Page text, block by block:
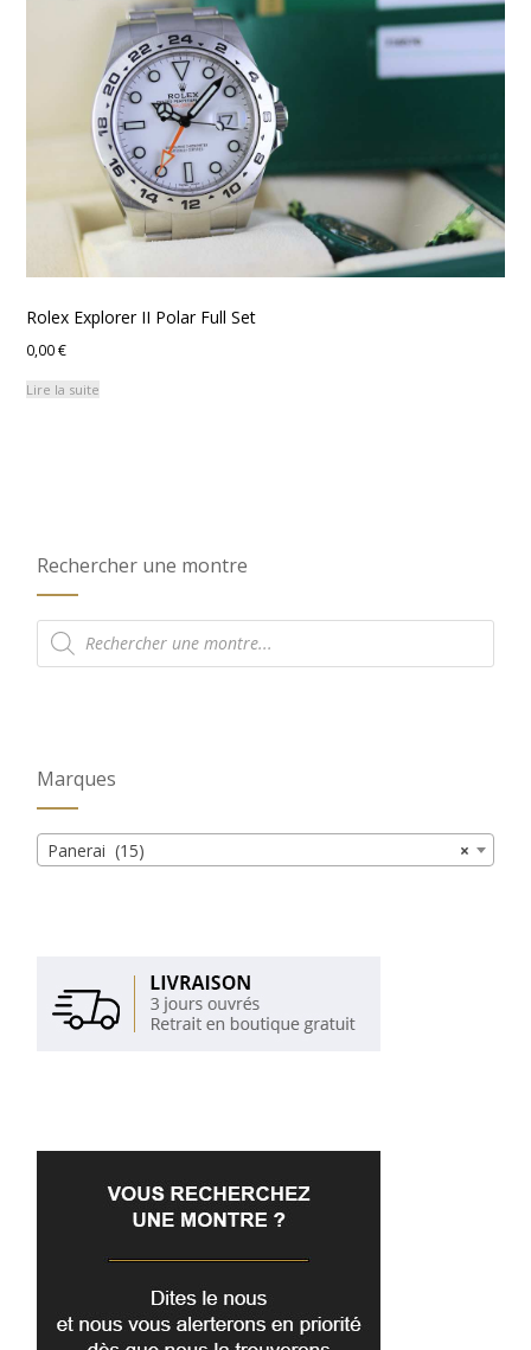
Rolex Explorer II Polar Full Set
0,00€
Lire la suite
Rechercher une montre
Recherche
de
produits
Marques
×
Panerai (15)